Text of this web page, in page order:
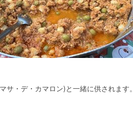
サ・デ・カマロン)と一緒に供されます